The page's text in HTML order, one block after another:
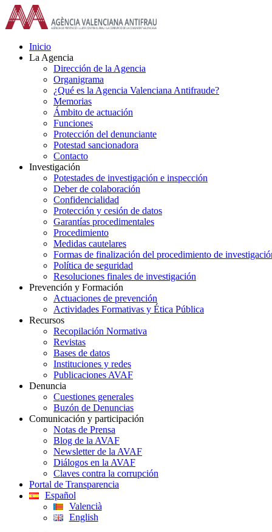
Saltar
al
contenido
Inicio
La Agencia
Dirección de la Agencia
Organigrama
¿Qué es la Agencia Valenciana Antifraude?
Memorias
Ámbito de actuación
Funciones
Protección del denunciante
Potestad sancionadora
Contacto
Investigación
Potestades de investigación e inspección
Deber de colaboración
Confidencialidad
Protección y cesión de datos
Garantías procedimentales
Procedimiento
Medidas cautelares
Formas de finalización del procedimiento de
Política de seguridad
Resoluciones finales de investigación
Prevención y Formación
Actuaciones de prevención
Actividades Formativas y Ética Pública
Recursos
Recopilación Normativa
Revistas
Bases de datos
Instituciones y redes
Publicaciones AVAF
Denuncia
Cuestiones generales
Buzón de Denuncias
Comunicación y participación
Notas de Prensa
Blog de la AVAF
Newsletter de la AVAF
Diálogos en la AVAF
Claves contra la corrupción
Portal de Transparencia
Español
Valencià
English